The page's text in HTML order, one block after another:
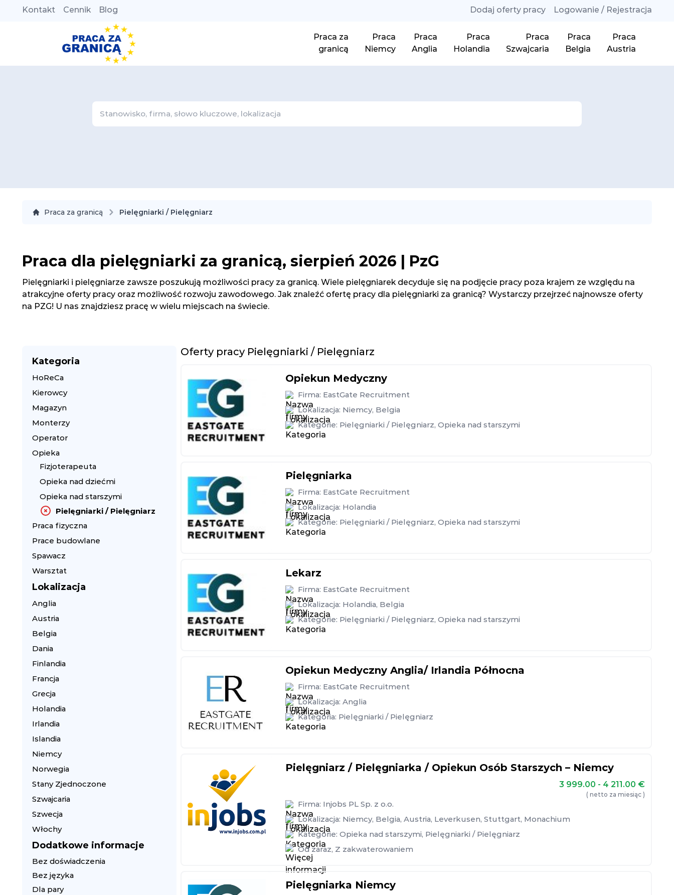
Kontakt Cennik Blog Dodaj oferty pracy Logowanie / Rejestracja
Praca za
granicą
Praca
Niemcy
Praca
Anglia
Praca
Holandia
Praca
Szwajcaria
Praca
Belgia
Praca
Austria
Praca za granicą Pielęgniarki / Pielęgniarz
Praca dla pielęgniarki za granicą, sierpień 2026 | PzG
Pielęgniarki i pielęgniarze zawsze poszukują możliwości pracy za granicą. Wiele pielęgniarek decyduje się na podjęcie pracy poza krajem ze względu na
atrakcyjne oferty pracy oraz możliwość rozwoju zawodowego. Jak znaleźć ofertę pracy dla pielęgniarki za granicą? Wystarczy przejrzeć najnowsze oferty
na PZG! U nas znajdziesz pracę w wielu miejscach na świecie.
Kategoria
HoReCa
Kierowcy
Magazyn
Monterzy
Operator
Opieka
Fizjoterapeuta
Opieka nad dziećmi
Opieka nad starszymi
Pielęgniarki / Pielęgniarz
Praca fizyczna
Prace budowlane
Spawacz
Warsztat
Lokalizacja
Anglia
Austria
Belgia
Dania
Finlandia
Francja
Grecja
Holandia
Irlandia
Islandia
Niemcy
Norwegia
Stany Zjednoczone
Szwajcaria
Szwecja
Włochy
Dodatkowe informacje
Bez doświadczenia
Bez języka
Dla pary
Oferty pracy Pielęgniarki / Pielęgniarz
Opiekun Medyczny
Firma: EastGate Recruitment
Lokalizacja: Niemcy, Belgia
Kategorie: Pielęgniarki / Pielęgniarz, Opieka nad starszymi
Pielęgniarka
Firma: EastGate Recruitment
Lokalizacja: Holandia
Kategorie: Pielęgniarki / Pielęgniarz, Opieka nad starszymi
Lekarz
Firma: EastGate Recruitment
Lokalizacja: Holandia, Belgia
Kategorie: Pielęgniarki / Pielęgniarz, Opieka nad starszymi
Opiekun Medyczny Anglia/ Irlandia Północna
Firma: EastGate Recruitment
Lokalizacja: Anglia
Kategoria: Pielęgniarki / Pielęgniarz
Pielęgniarz / Pielęgniarka / Opiekun Osób Starszych – Niemcy
3 999.00 - 4 211.00 €
( netto za miesiąc )
Firma: Injobs PL Sp. z o.o.
Lokalizacja: Niemcy, Belgia, Austria, Leverkusen, Stuttgart, Monachium
Kategorie: Opieka nad starszymi, Pielęgniarki / Pielęgniarz
Od zaraz, Z zakwaterowaniem
Pielęgniarka Niemcy